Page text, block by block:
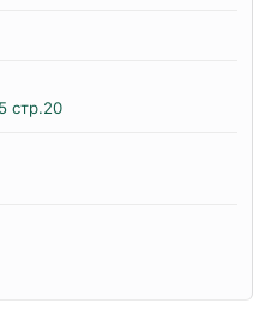
стр.20